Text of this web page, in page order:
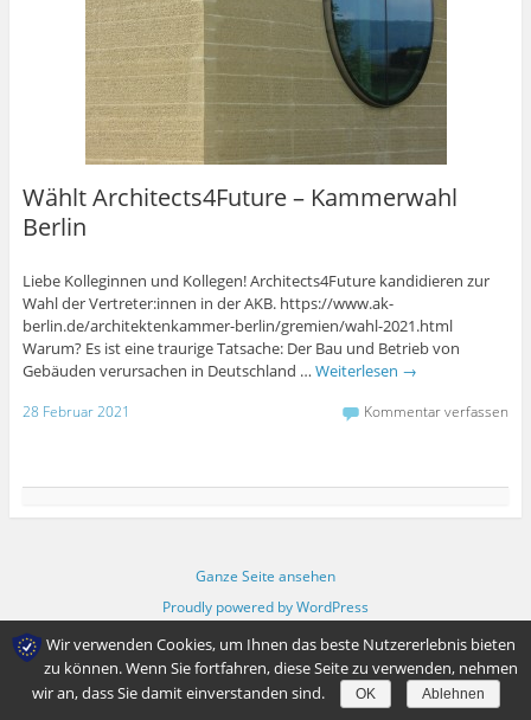
Wählt Architects4Future – Kammerwahl
Berlin
Liebe Kolleginnen und Kollegen! Architects4Future kandidieren zur
Wahl der Vertreter:innen in der AKB. https://www.ak-
berlin.de/architektenkammer-berlin/gremien/wahl-2021.html
Warum? Es ist eine traurige Tatsache: Der Bau und Betrieb von
Gebäuden verursachen in Deutschland … Weiterlesen →
28 Februar 2021 Kommentar verfassen
Ganze Seite ansehen
Proudly powered by WordPress
Wir verwenden Cookies, um Ihnen das beste Nutzererlebnis bieten
zu können. Wenn Sie fortfahren, diese Seite zu verwenden, nehmen
wir an, dass Sie damit einverstanden sind.
OK Ablehnen